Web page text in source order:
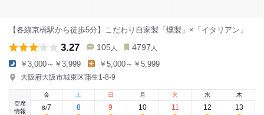
【各線京橋駅から徒歩5分】こだわり自家製「燻製」×「イタリアン」
3.27 105 人 4797 人
￥3,000～￥3,999 ￥5,000～￥5,999
大阪府大阪市城東区蒲生1-8-9
空席
情報
金
8/7
土
8
日
9
月
10
火
11
水
12
木
13